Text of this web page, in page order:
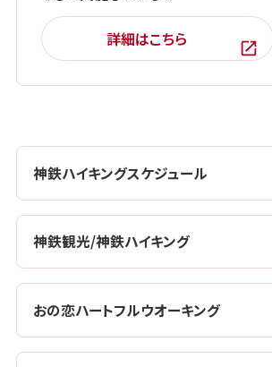
詳細はこちら
神鉄ハイキングスケジュール
神鉄観光/神鉄ハイキング
おの恋ハートフルウオーキング